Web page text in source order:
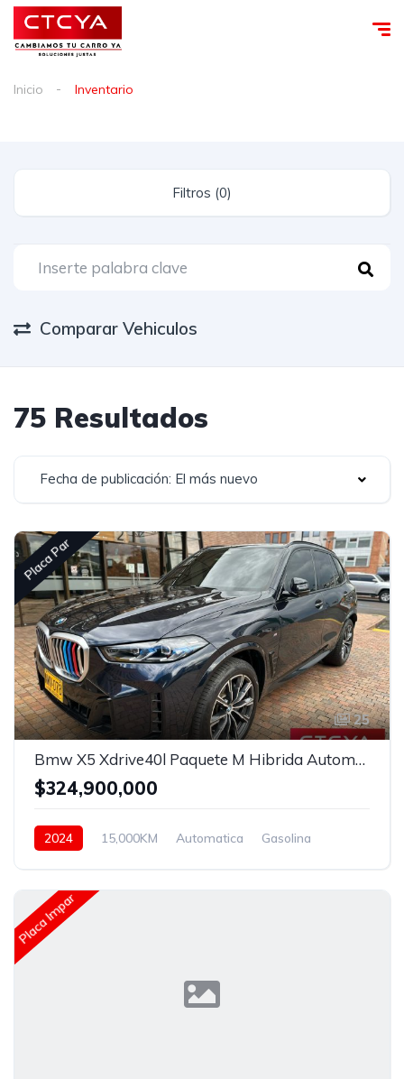
Inicio Inventario
Filtros (0)
Comparar Vehiculos
75 Resultados
Fecha de publicación: El más nuevo
Placa Par
25
Bmw X5 Xdrive40l Paquete M Hibrida Automatico
$324,900,000
2024 15,000KM Automatica
Gasolina
Placa Impar